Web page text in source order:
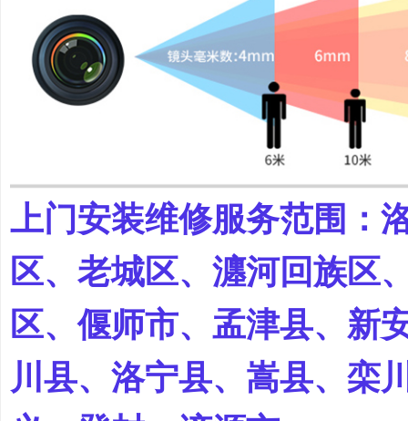
上门安装维修服务范围：
区、老城区、瀍河回族区
区、偃师市、孟津县、新
川县、洛宁县、嵩县、栾